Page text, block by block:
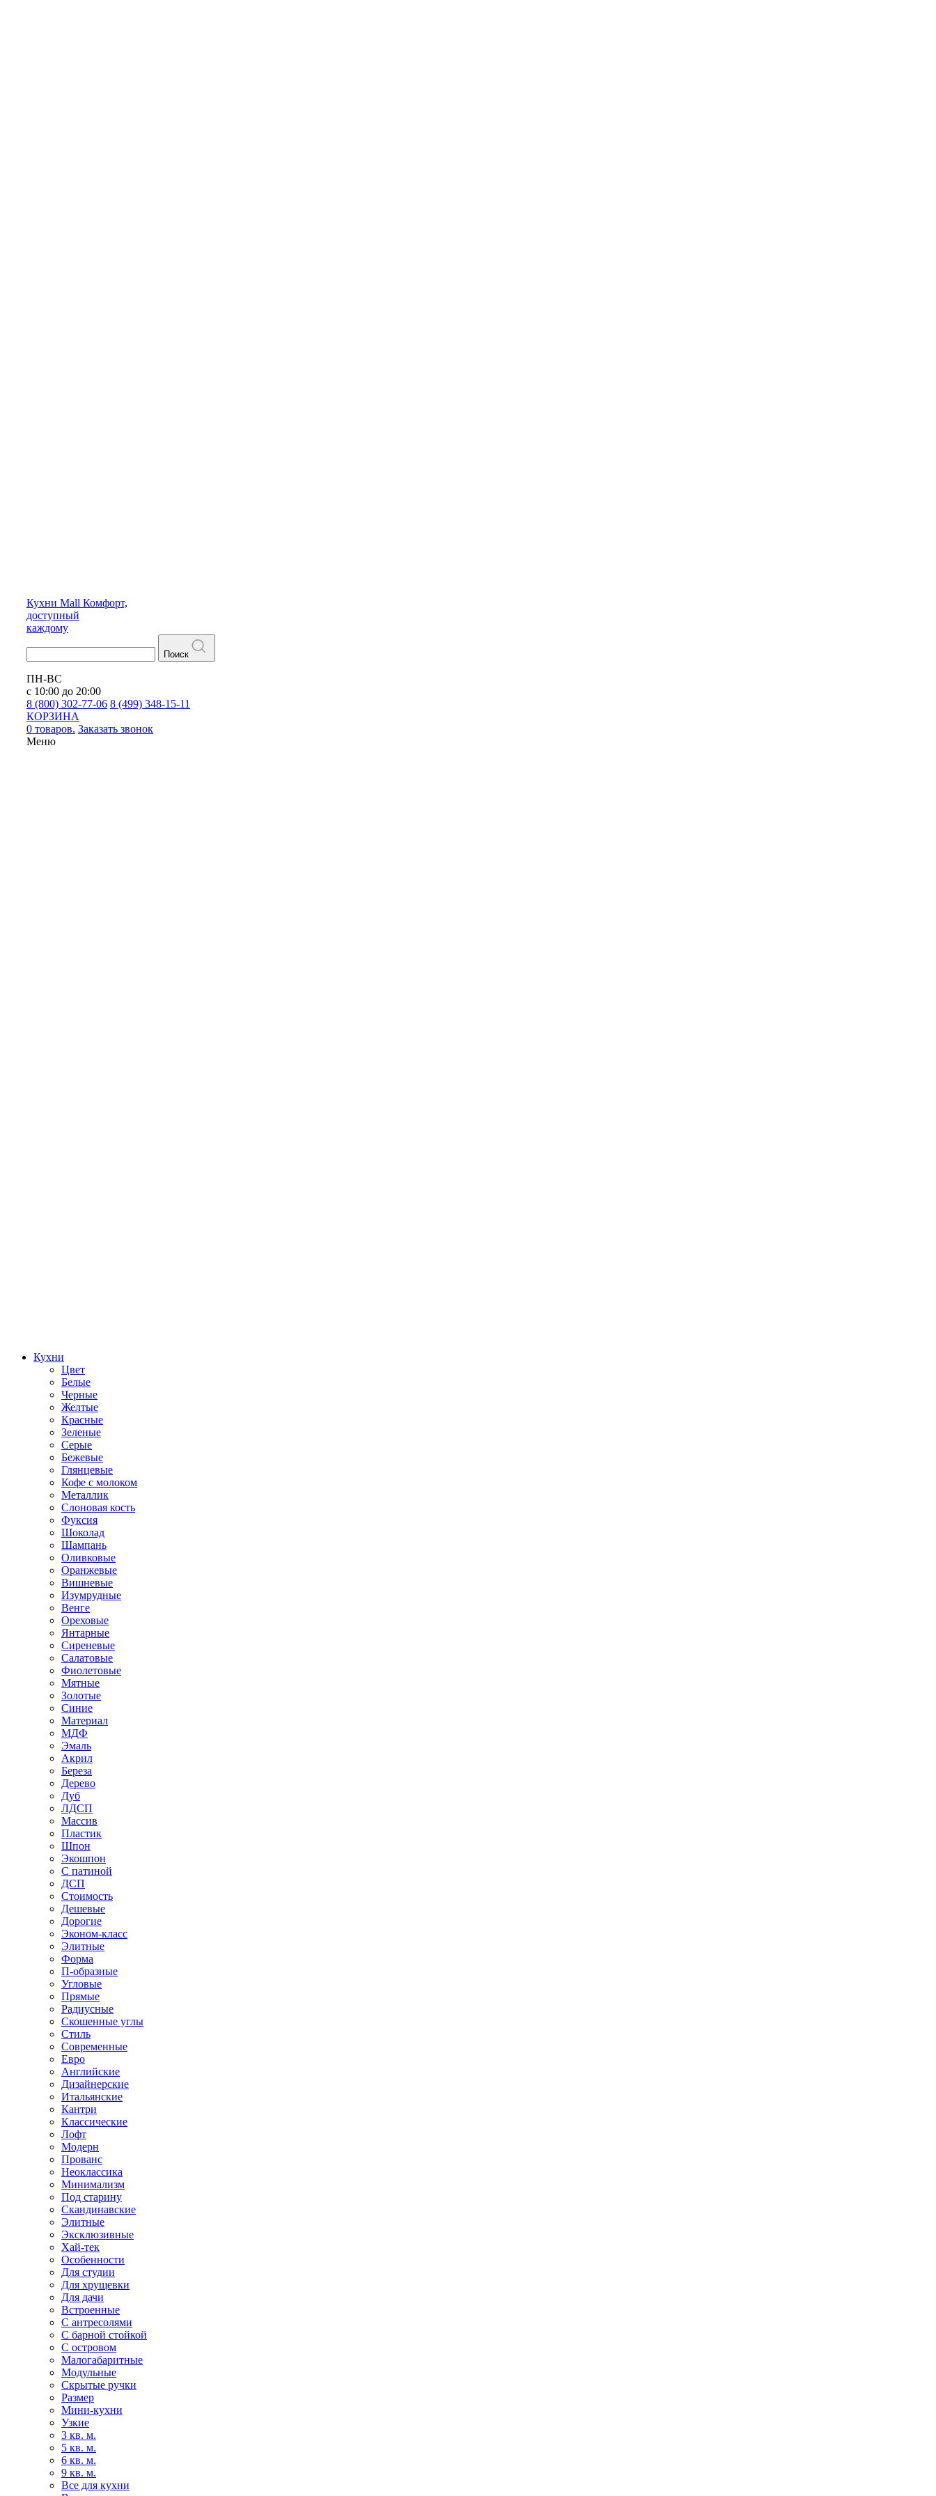
Кухни Mall Комфорт,
доступный
каждому
Поиск
ПН-ВС
с 10:00 до 20:00
8 (800) 302-77-06 8 (499) 348-15-11
КОРЗИНА
0 товаров. Заказать звонок
Меню
Кухни
Цвет
Белые
Черные
Желтые
Красные
Зеленые
Серые
Бежевые
Глянцевые
Кофе с молоком
Металлик
Слоновая кость
Фуксия
Шоколад
Шампань
Оливковые
Оранжевые
Вишневые
Изумрудные
Венге
Ореховые
Янтарные
Сиреневые
Салатовые
Фиолетовые
Мятные
Золотые
Синие
Материал
МДФ
Эмаль
Акрил
Береза
Дерево
Дуб
ЛДСП
Массив
Пластик
Шпон
Экошпон
С патиной
ДСП
Стоимость
Дешевые
Дорогие
Эконом-класс
Элитные
Форма
П-образные
Угловые
Прямые
Радиусные
Скошенные углы
Стиль
Современные
Евро
Английские
Дизайнерские
Итальянские
Кантри
Классические
Лофт
Модерн
Прованс
Неоклассика
Минимализм
Под старину
Скандинавские
Элитные
Эксклюзивные
Хай-тек
Особенности
Для студии
Для хрущевки
Для дачи
Встроенные
С антресолями
С барной стойкой
С островом
Малогабаритные
Модульные
Скрытые ручки
Размер
Мини-кухни
Узкие
3 кв. м.
5 кв. м.
6 кв. м.
9 кв. м.
Все для кухни